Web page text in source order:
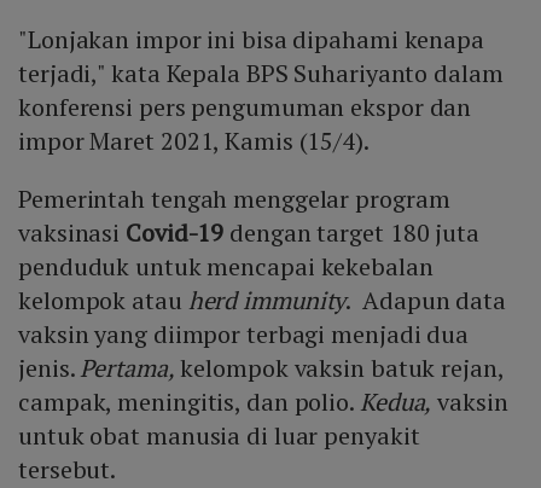
"Lonjakan impor ini bisa dipahami kenapa
terjadi," kata Kepala BPS Suhariyanto dalam
konferensi pers pengumuman ekspor dan
impor Maret 2021, Kamis (15/4).
Pemerintah tengah menggelar program
vaksinasi Covid-19 dengan target 180 juta
penduduk untuk mencapai kekebalan
kelompok atau herd immunity. Adapun data
vaksin yang diimpor terbagi menjadi dua
jenis.Pertama,kelompok vaksin batuk rejan,
campak, meningitis, dan polio. Kedua, vaksin
untuk obat manusia di luar penyakit
tersebut.